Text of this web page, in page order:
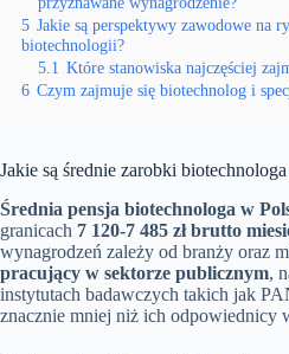
5 Jakie są perspektywy zawodowe na
biotechnologii?
5.1 Które stanowiska najczęściej
6 Czym zajmuje się biotechnolog i
Jakie są średnie zarobki
Średnia pensja biotechnologa w
granicach 7 120-7 485 zł brutto
wynagrodzeń zależy od branży oraz
pracujący w sektorze publicznym,
instytutach badawczych takich jak
znacznie mniej niż ich odpowiednicy